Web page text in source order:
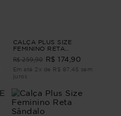
CALÇA PLUS SIZE
FEMININO RETA
ALFAIATARIA JONES
Bege G3 - 52
R$ 259,90 R$ 174,90
Em até 2x de R$ 87,45 sem
juros